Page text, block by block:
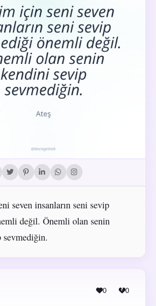
seven insanların seni sevip
değil. Önemli olan senin
0 0